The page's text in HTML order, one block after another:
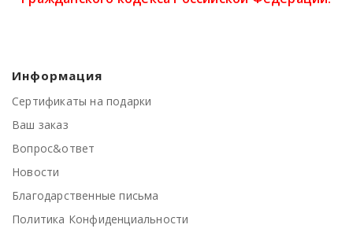
Информация
Сертификаты на подарки
Ваш заказ
Вопрос&ответ
Новости
Благодарственные письма
Политика Конфиденциальности